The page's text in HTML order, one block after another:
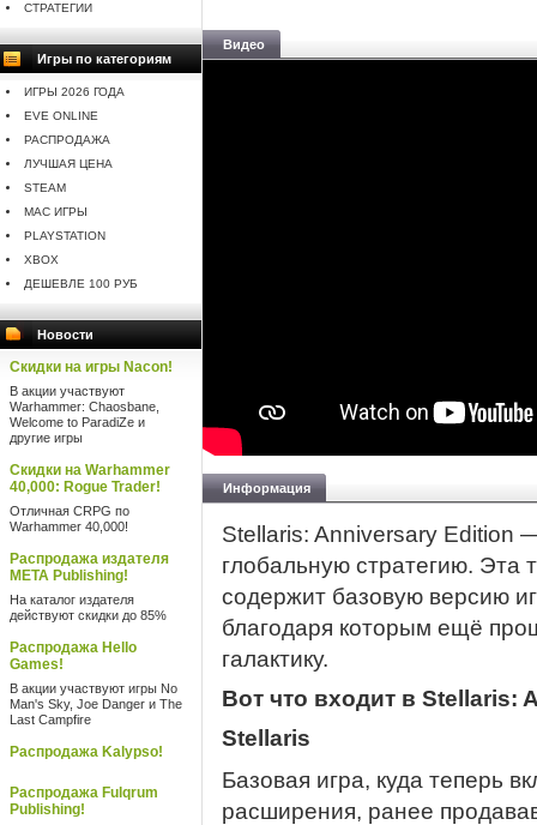
СТРАТЕГИИ
Игры по категориям
ИГРЫ 2026 ГОДА
EVE ONLINE
РАСПРОДАЖА
ЛУЧШАЯ ЦЕНА
STEAM
MAC ИГРЫ
PLAYSTATION
XBOX
ДЕШЕВЛЕ 100 РУБ
Новости
Скидки на игры Nacon!
В акции участвуют
Warhammer: Chaosbane,
Welcome to ParadiZe и
другие игры
Скидки на Warhammer
40,000: Rogue Trader!
Отличная CRPG по
Warhammer 40,000!
Распродажа издателя
META Publishing!
На каталог издателя
действуют скидки до 85%
Распродажа Hello
Games!
В акции участвуют игры No
Man's Sky, Joe Danger и The
Last Campfire
Распродажа Kalypso!
Распродажа Fulqrum
Publishing!
Видео
Информация
Stellaris: Anniversary Edition
глобальную стратегию. Эта
содержит базовую версию
благодаря которым ещё
галактику.
Вот что входит в Stellaris:
Stellaris
Базовая игра, куда теперь
расширения, ранее